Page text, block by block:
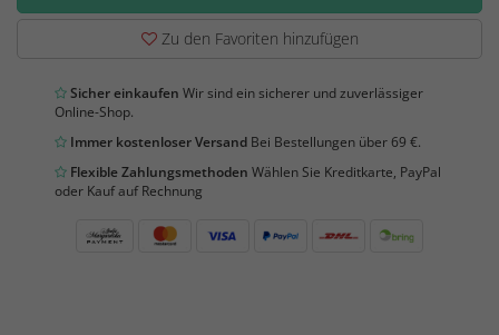
Zu den Favoriten hinzufügen
Sicher einkaufen Wir sind ein sicherer und zuverlässiger
Online-Shop.
Immer kostenloser Versand Bei Bestellungen über 69 €.
Flexible Zahlungsmethoden Wählen Sie Kreditkarte, PayPal
oder Kauf auf Rechnung